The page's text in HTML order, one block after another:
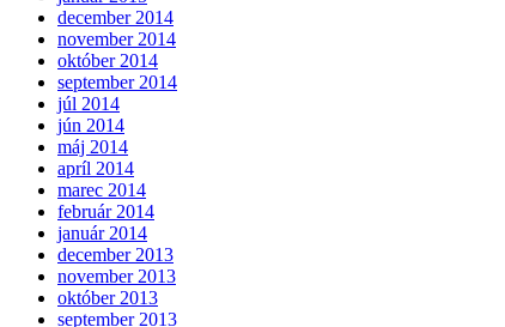
december 2014
november 2014
október 2014
september 2014
júl 2014
jún 2014
máj 2014
apríl 2014
marec 2014
február 2014
január 2014
december 2013
november 2013
október 2013
september 2013